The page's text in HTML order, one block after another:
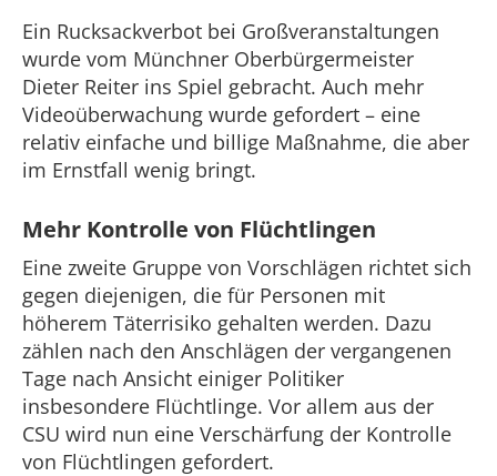
Ein Rucksackverbot bei Großveranstaltungen
wurde vom Münchner Oberbürgermeister
Dieter Reiter ins Spiel gebracht. Auch mehr
Videoüberwachung wurde gefordert – eine
relativ einfache und billige Maßnahme, die aber
im Ernstfall wenig bringt.
Mehr Kontrolle von Flüchtlingen
Eine zweite Gruppe von Vorschlägen richtet sich
gegen diejenigen, die für Personen mit
höherem Täterrisiko gehalten werden. Dazu
zählen nach den Anschlägen der vergangenen
Tage nach Ansicht einiger Politiker
insbesondere Flüchtlinge. Vor allem aus der
CSU wird nun eine Verschärfung der Kontrolle
von Flüchtlingen gefordert.